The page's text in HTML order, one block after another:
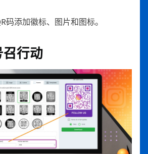
码添加徽标、图片和图标。
行动